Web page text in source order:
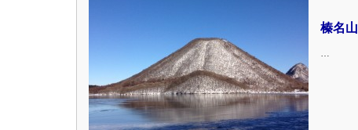
榛名山
…